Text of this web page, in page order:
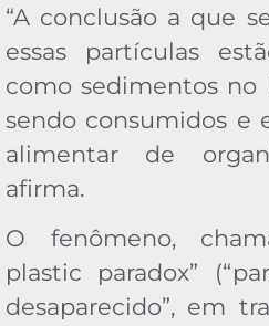
“A conclusão a que
essas partículas
como sedimentos no
sendo consumidos e
alimentar de
afirma.
O fenômeno,
plastic paradox”
desaparecido”, em